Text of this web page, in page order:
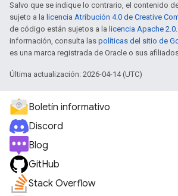
Salvo que se indique lo contrario, el contenido
sujeto a la licencia Atribución 4.0 de Creative
de código están sujetos a la licencia Apache 2.0
información, consulta las políticas del sitio de
es una marca registrada de Oracle o sus
Última actualización: 2026-04-14 (UTC)
Boletín informativo
Discord
Blog
GitHub
Stack Overflow